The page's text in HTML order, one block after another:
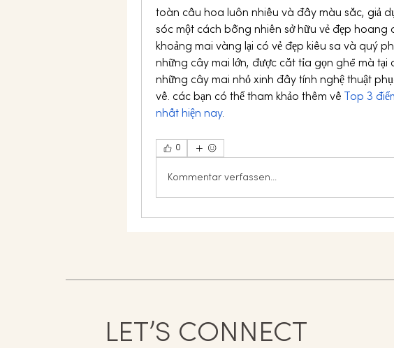
toàn cầu hoa luôn nhiều và đầy màu sắc, giả
sóc một cách bỗng nhiên sở hữu vẻ đẹp
khoảng mai vàng lại có vẻ đẹp kiêu sa và quý
những cây mai lớn, được cắt tỉa gọn ghẽ mà tại
những cây mai nhỏ xinh đầy tính nghệ thuật
về. các bạn có thể tham khảo thêm về
Top 3
nhất hiện nay.
0
Kommentar verfassen...
LET’S CONNECT